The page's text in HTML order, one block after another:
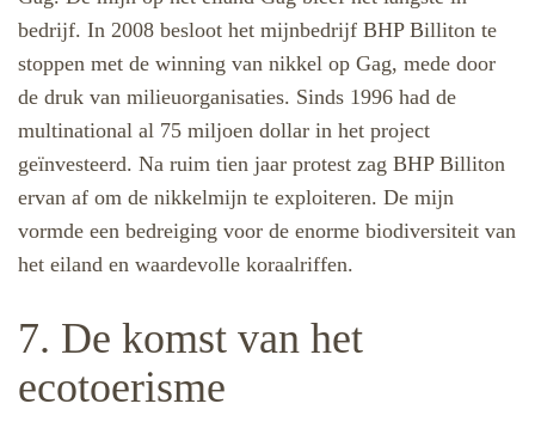
bedrijf. In 2008 besloot het mijnbedrijf BHP Billiton te
stoppen met de winning van nikkel op Gag, mede door
de druk van milieuorganisaties. Sinds 1996 had de
multinational al 75 miljoen dollar in het project
geïnvesteerd. Na ruim tien jaar protest zag BHP Billiton
ervan af om de nikkelmijn te exploiteren. De mijn
vormde een bedreiging voor de enorme biodiversiteit van
het eiland en waardevolle koraalriffen.
7. De komst van het
ecotoerisme